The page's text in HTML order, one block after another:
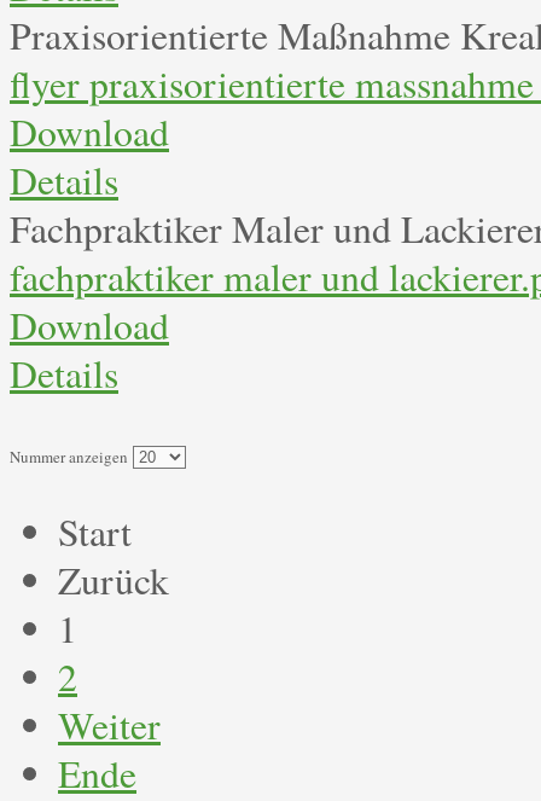
Praxisorientierte Maßnahme
flyer praxisorientierte
Download
Details
Fachpraktiker Maler und
fachpraktiker maler und
Download
Details
Nummer anzeigen
Start
Zurück
1
2
Weiter
Ende